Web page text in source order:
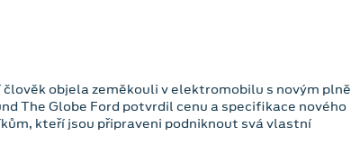
objela zeměkouli v elektromobilu s novým plně
The Globe Ford potvrdil cenu a specifikace nového
kteří jsou připraveni podniknout svá vlastní